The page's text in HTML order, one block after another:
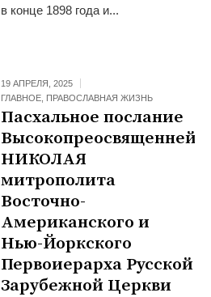
в конце 1898 года и...
19 АПРЕЛЯ, 2025
ГЛАВНОЕ ПРАВОСЛАВНАЯ ЖИЗНЬ
Пасхальное послание
НИКОЛАЯ
митрополита
Восточно-
Американского и
Нью-Йоркского
Первоиерарха Русской
Зарубежной Церкви